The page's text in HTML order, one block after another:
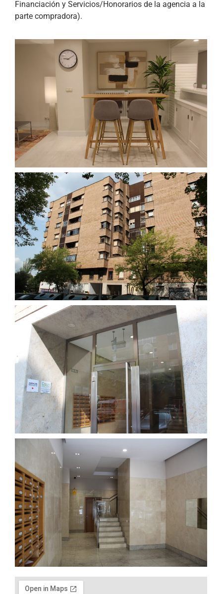
Financiación y Servicios/Honorarios de la agencia a la
parte compradora).